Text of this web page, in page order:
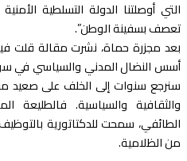
التي أوصلتنا الدولة التسلطية
تعصف بسفينة الوطن”.
بعد مجزرة حماة، نشرت مقالة قلت
أسس النضال المدني والسياسي في
سنرجع سنوات إلى الخلف على صعيد
والثقافية والسياسية. فالطليعة
الطائفي، سمحت للدكتاتورية
من الظلامية.